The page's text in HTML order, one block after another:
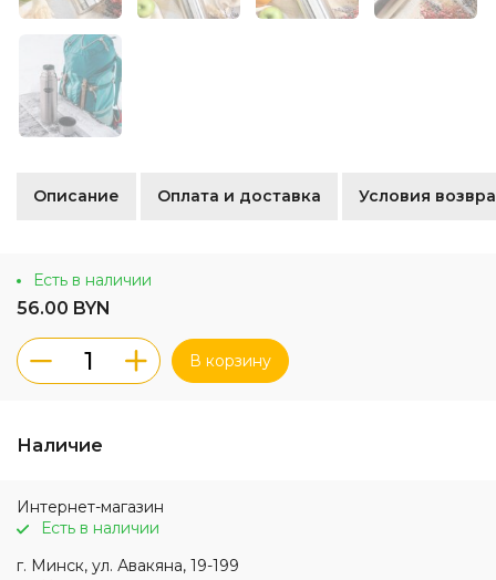
Описание Оплата и доставка Условия
Есть в наличии
56.00 BYN
В корзину
Наличие
Интернет-магазин
Есть в наличии
г. Минск, ул. Авакяна, 19-199